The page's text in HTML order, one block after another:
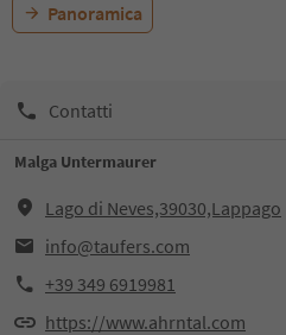
Panoramica
Contatti
Malga Untermaurer
Lago di Neves,39030,Lappago
info@taufers.com
+39 349 6919981
https://www.ahrntal.com